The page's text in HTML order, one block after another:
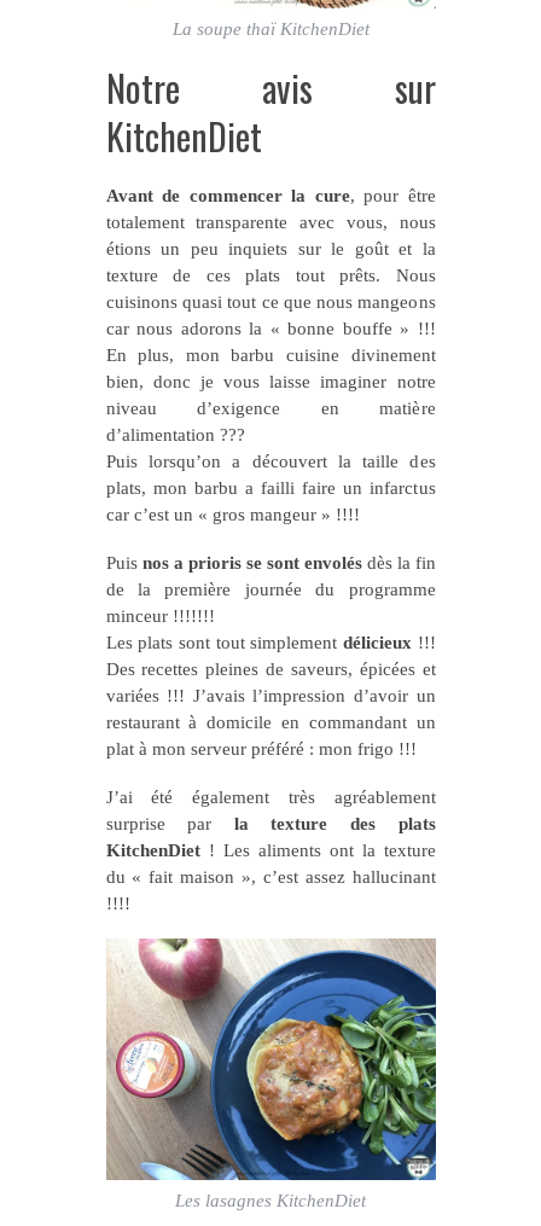
La soupe thaï KitchenDiet
Notre avis sur
KitchenDiet
Avant de commencer la cure, pour être
totalement transparente avec vous, nous
étions un peu inquiets sur le goût et la
texture de ces plats tout prêts. Nous
cuisinons quasi tout ce que nous mangeons
car nous adorons la « bonne bouffe » !!!
En plus, mon barbu cuisine divinement
bien, donc je vous laisse imaginer notre
niveau d’exigence en matière
d’alimentation ???
Puis lorsqu’on a découvert la taille des
plats, mon barbu a failli faire un infarctus
car c’est un « gros mangeur » !!!!
Puis nos a prioris se sont envolésdès la fin
de la première journée du programme
minceur !!!!!!!
Les plats sont tout simplement délicieux!!!
Des recettes pleines de saveurs, épicées et
variées !!! J’avais l’impression d’avoir un
restaurant à domicile en commandant un
plat à mon serveur préféré : mon frigo !!!
J’ai été également très agréablement
surprise par la texture des plats
KitchenDiet! Les aliments ont la texture
du « fait maison », c’est assez hallucinant
!!!!
Les lasagnes KitchenDiet